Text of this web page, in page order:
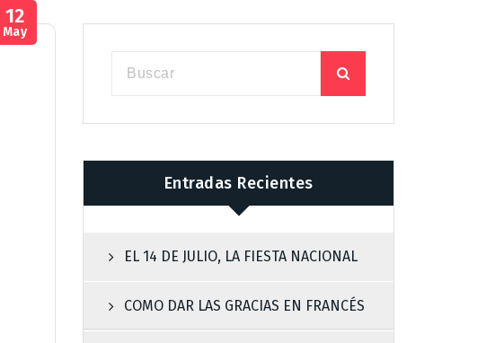
12
May
Entradas Recientes
EL 14 DE JULIO, LA FIESTA NACIONAL
COMO DAR LAS GRACIAS EN FRANCÉS